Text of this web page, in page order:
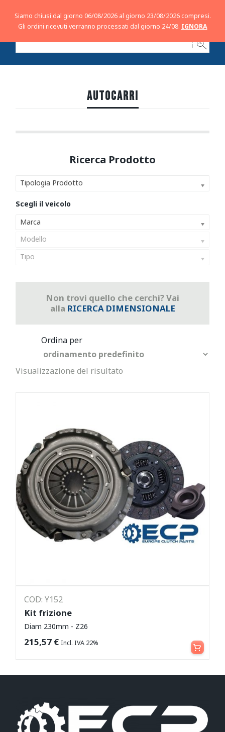
ℹ
AUTOCARRI
Tipologia Prodotto
Marca
Modello
Tipo
Non trovi quello che cerchi? Vai
alla RICERCA DIMENSIONALE
Visualizzazione del risultato
COD: Y152
Kit frizione
Diam 230mm - Z26
215,57 € Incl. IVA 22% Leggi tutto
Siamo chiusi dal giorno 06/08/2026 al giorno 23/08/2026 compresi.
Gli ordini ricevuti verranno processati dal giorno 24/08. IGNORA